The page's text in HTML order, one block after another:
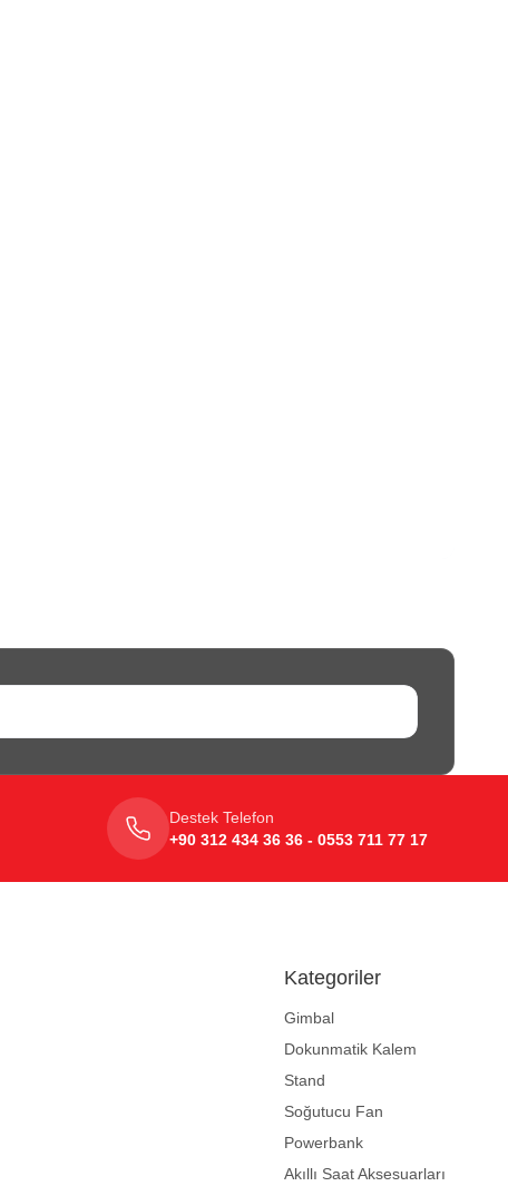
Destek Telefon
+90 312 434 36 36 - 0553 711 77 17
Kategoriler
Gimbal
Dokunmatik Kalem
Stand
Soğutucu Fan
Powerbank
Akıllı Saat Aksesuarları